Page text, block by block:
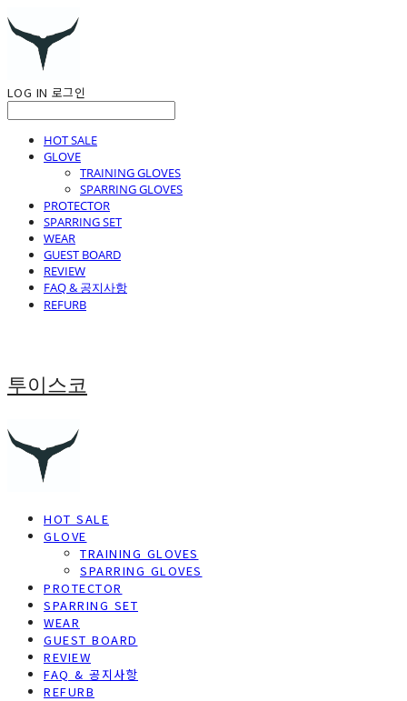
LOG IN 로그인
HOT SALE
GLOVE
TRAINING GLOVES
SPARRING GLOVES
PROTECTOR
SPARRING SET
WEAR
GUEST BOARD
REVIEW
FAQ & 공지사항
REFURB
투이스코
HOT SALE
GLOVE
TRAINING GLOVES
SPARRING GLOVES
PROTECTOR
SPARRING SET
WEAR
GUEST BOARD
REVIEW
FAQ & 공지사항
REFURB